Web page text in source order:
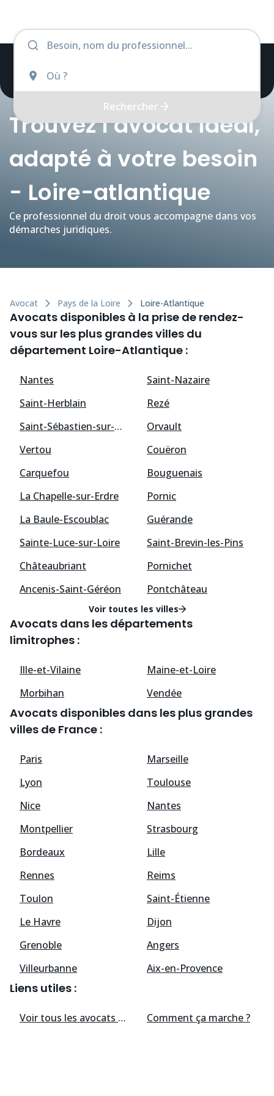
Rechercher
Trouvez l'avocat idéal,
adapté à votre besoin
- Loire-atlantique
Ce professionnel du droit vous accompagne dans vos
démarches juridiques.
Avocat Pays de la Loire Loire-Atlantique
Avocats disponibles à la prise de rendez-
vous sur les plus grandes villes du
département Loire-Atlantique :
Nantes
Saint-Nazaire
Saint-Herblain
Rezé
Saint-Sébastien-sur-Loire
Orvault
Vertou
Couëron
Carquefou
Bouguenais
La Chapelle-sur-Erdre
Pornic
La Baule-Escoublac
Guérande
Sainte-Luce-sur-Loire
Saint-Brevin-les-Pins
Châteaubriant
Pornichet
Ancenis-Saint-Géréon
Pontchâteau
Voir toutes les villes
Avocats dans les départements
limitrophes :
Ille-et-Vilaine
Maine-et-Loire
Morbihan
Vendée
Avocats disponibles dans les plus grandes
villes de France :
Paris
Marseille
Lyon
Toulouse
Nice
Nantes
Montpellier
Strasbourg
Bordeaux
Lille
Rennes
Reims
Toulon
Saint-Étienne
Le Havre
Dijon
Grenoble
Angers
Villeurbanne
Aix-en-Provence
Liens utiles :
Voir tous les avocats Comment ça marche ?